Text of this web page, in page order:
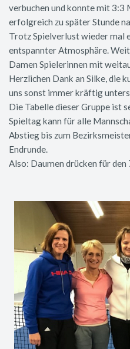
verbuchen und konnte mit 3:3
erfolgreich zu später Stunde
Trotz Spielverlust wieder mal
entspannter Atmosphäre.
Damen Spielerinnen mit
Herzlichen Dank an Silke, die
uns sonst immer kräftig
Die Tabelle dieser Gruppe ist
Spieltag kann für alle
Abstieg bis zum
Endrunde.
Also: Daumen drücken für